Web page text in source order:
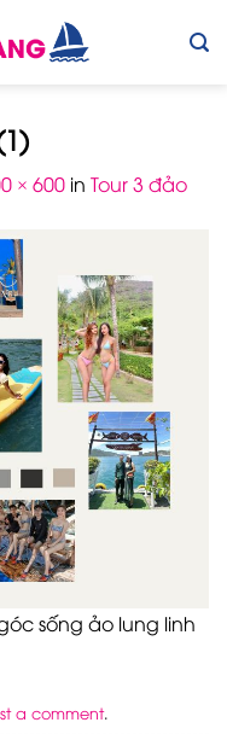
× 600 in Tour 3 đảo
sống ảo lung linh
a comment.